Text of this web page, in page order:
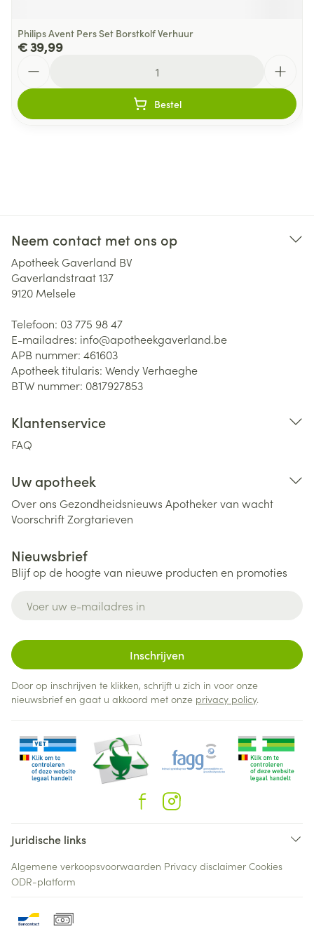
Philips Avent Pers Set Borstkolf Verhuur
€ 39,99
Bestel
Neem contact met ons op
Apotheek Gaverland BV
Gaverlandstraat 137
9120 Melsele
Telefoon: 03 775 98 47
E-mailadres: info@apotheekgaverland.be
APB nummer: 461603
Apotheek titularis: Wendy Verhaeghe
BTW nummer: 0817927853
Klantenservice
FAQ
Uw apotheek
Over ons Gezondheidsnieuws Apotheker van wacht
VoorschriftZorgtarieven
Nieuwsbrief
Blijf op de hoogte van nieuwe producten en promoties
Inschrijven
Door op inschrijven te klikken, schrijft u zich in voor onze
nieuwsbrief en gaat u akkoord met onze privacy policy.
Juridische links
Algemene verkoopsvoorwaarden Privacy disclaimer Cookies
ODR-platform